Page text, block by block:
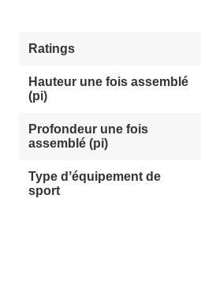
Ratings
Hauteur une fois assemblé
(pi)
Profondeur une fois
assemblé (pi)
Type dʼéquipement de
sport